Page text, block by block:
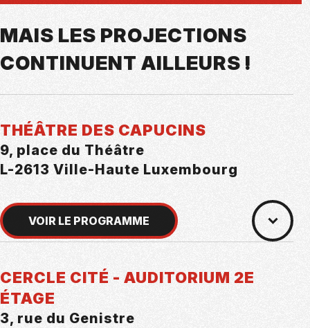
MAIS LES PROJECTIONS
CONTINUENT AILLEURS !
THÉÂTRE DES CAPUCINS
9, place du Théâtre
L-2613 Ville-Haute Luxembourg
VOIR LE PROGRAMME
CERCLE CITÉ - AUDITORIUM 2E
ÉTAGE
3, rue du Genistre